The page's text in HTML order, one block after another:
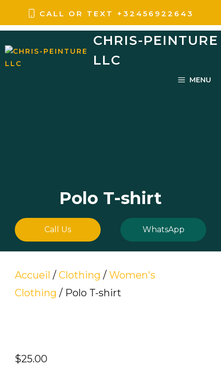
au
contenu
CALL OR TEXT +32456922643
CHRIS-PEINTURE
LLC
MENU
Polo T-shirt
Call Us WhatsApp
Accueil / Clothing / Women's
Clothing / Polo T-shirt
$25.00